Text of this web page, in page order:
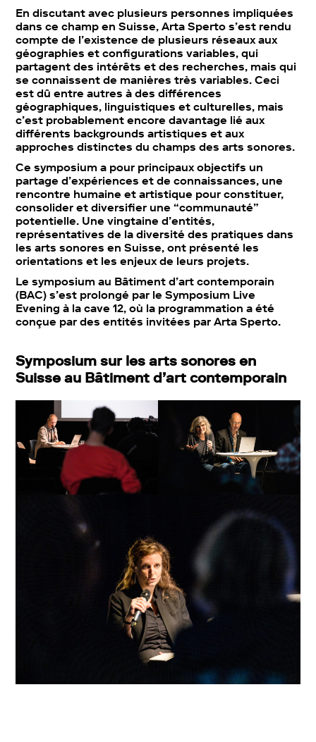
En discutant avec plusieurs personnes impliquées
dans ce champ en Suisse, Arta Sperto s’est rendu
compte de l’existence de plusieurs réseaux aux
géographies et configurations variables, qui
partagent des intérêts et des recherches, mais qui
se connaissent de manières très variables. Ceci
est dû entre autres à des différences
géographiques, linguistiques et culturelles, mais
c’est probablement encore davantage lié aux
différents backgrounds artistiques et aux
approches distinctes du champs des arts sonores.
Ce symposium a pour principaux objectifs un
partage d’expériences et de connaissances, une
rencontre humaine et artistique pour constituer,
consolider et diversifier une “communauté”
potentielle. Une vingtaine d’entités,
représentatives de la diversité des pratiques dans
les arts sonores en Suisse, ont présenté les
orientations et les enjeux de leurs projets.
Le symposium au Bâtiment d’art contemporain
(BAC) s’est prolongé par le Symposium Live
Evening à la cave 12, où la programmation a été
conçue par des entités invitées par Arta Sperto.
Symposium sur les arts sonores en
Suisse au Bâtiment d’art contemporain